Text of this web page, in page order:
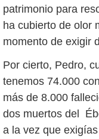
patrimonio para
ha cubierto de olor
momento de exigir
Por cierto, Pedro,
tenemos 74.000
más de 8.000
dos muertos del
a la vez que